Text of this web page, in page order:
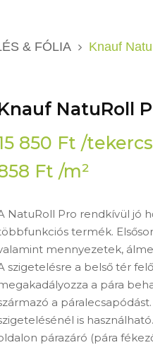
& FÓLIA Knauf
NatuRoll
850 Ft /tekercs
Ft /m²
NatuRoll Pro rendkívül jó
termék.
mennyezetek,
szigetelésre a belső tér
a pára
a
is
párazáró (pára